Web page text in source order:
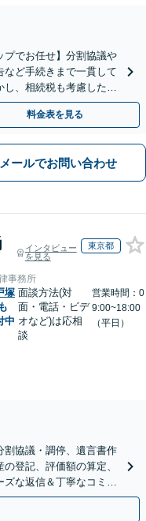
プでお任せ】分割協議や
ど手続きまで一貫して
、相続税も考慮した相
生前贈与も対応
料金表を見る
メールでお問い合わせ
インタビュー
を見る
東京都
事務所
塚
中
面談方法(対
面・電話・ビデ
オなど)は応相
談
営業時間：0
9:00~18:00
（平日）
割協議・調停、遺言書作
登記、評価額の算定、
な返信＆丁寧なコミュ